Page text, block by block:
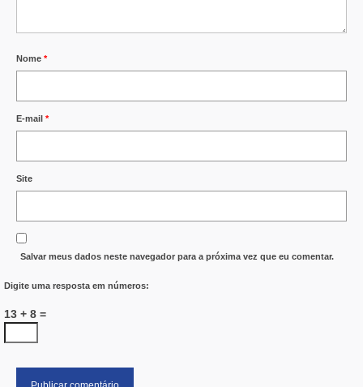
Nome *
E-mail *
Site
Salvar meus dados neste navegador para a próxima vez que eu comentar.
Digite uma resposta em números:
13 + 8 =